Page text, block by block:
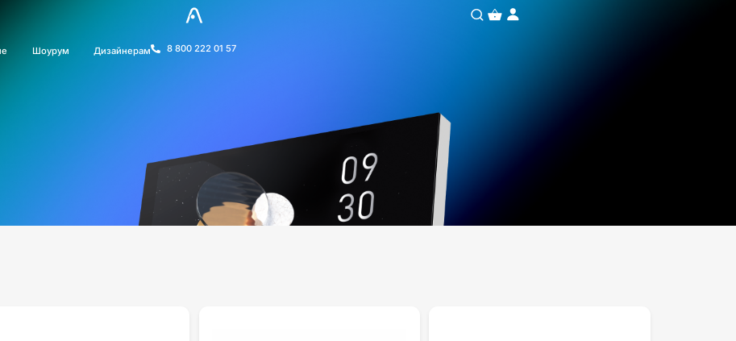
Шоурум Дизайнерам 8 800 222 01 57